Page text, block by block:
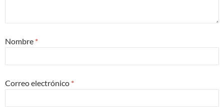
Nombre *
Correo electrónico *